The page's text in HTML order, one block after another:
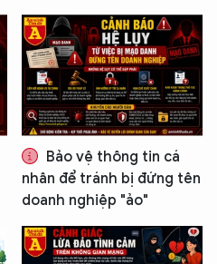
Bảo vệ thông tin cá
nhân để tránh bị đứng tên
doanh nghiệp "ảo"